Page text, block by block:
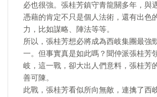
必也很強。張桂芳鎮守青龍關多年，與
憑藉的肯定不只是個人法術，還有出色
力，比如謀略、陣法等等。
所以，張桂芳想必將成為西岐集團最強
一。但事實真是如此嗎？聞仲派張桂芳
岐，這一戰，卻大出人們意料，張桂芳
善可陳。
此戰，張桂芳看似所向無敵，連擒了西